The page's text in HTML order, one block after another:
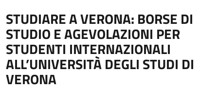
STUDIARE A VERONA: BORSE DI
STUDIO E AGEVOLAZIONI PER
STUDENTI INTERNAZIONALI
ALL’UNIVERSITÀ DEGLI STUDI DI
VERONA